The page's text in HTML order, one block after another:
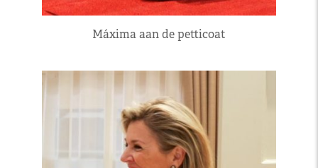
Máxima aan de petticoat